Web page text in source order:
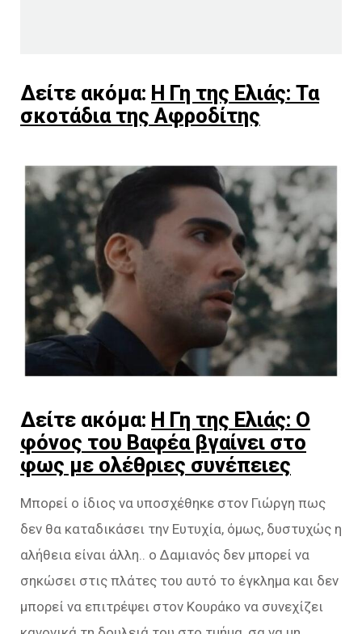
Δείτε ακόμα: Η Γη της Ελιάς: Τα
σκοτάδια της Αφροδίτης
Δείτε ακόμα: Η Γη της Ελιάς: Ο
φόνος του Βαφέα βγαίνει στο
φως με ολέθριες συνέπειες
Μπορεί ο ίδιος να υποσχέθηκε στον Γιώργη πως
δεν θα καταδικάσει την Ευτυχία, όμως, δυστυχώς η
αλήθεια είναι άλλη.. ο Δαμιανός δεν μπορεί να
σηκώσει στις πλάτες του αυτό το έγκλημα και δεν
μπορεί να επιτρέψει στον Κουράκο να συνεχίζει